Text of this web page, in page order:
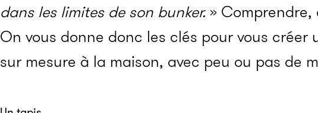
dans les limites de son bunker. »
On vous donne donc les clés pour vous créer
sur mesure à la maison, avec peu ou pas de